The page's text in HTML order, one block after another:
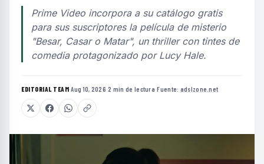
Prime Video incorpora a su catálogo gratis
para sus suscriptores la película de misterio
"Besar, Casar o Matar", un thriller con tintes de
comedia protagonizado por Lucy Hale.
EDITORIAL TEAM·Aug 10, 2026·2 min de lectura·Fuente: adslzone.net